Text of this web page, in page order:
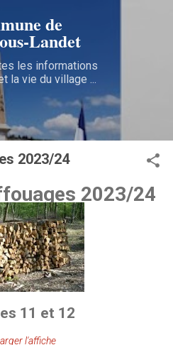
principal
de
les informations
la vie du village ...
2023/24
2023/24
11 et 12
l'affiche